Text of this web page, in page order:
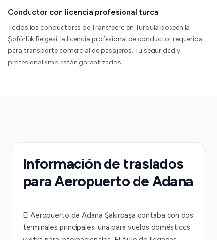
Conductor con licencia profesional turca
Todos los conductores de Transfeero en Turquía poseen la
Şoförlük Belgesi, la licencia profesional de conductor requerida
para transporte comercial de pasajeros. Tu seguridad y
profesionalismo están garantizados.
Información de traslados
para Aeropuerto de Adana
El Aeropuerto de Adana Şakirpaşa contaba con dos
terminales principales: una para vuelos domésticos